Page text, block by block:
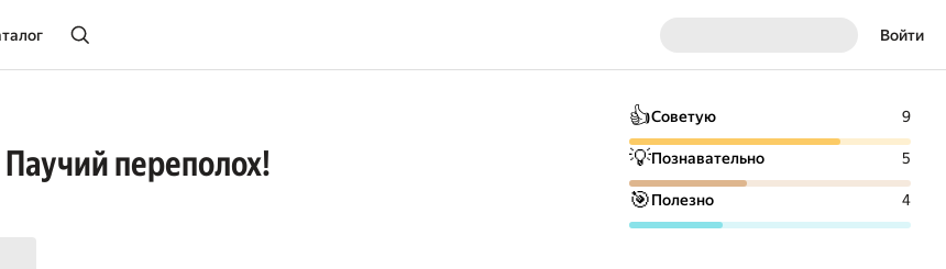
Войти
переполох!
👍Советую 9
💡Познавательно 5
🎯Полезно 4